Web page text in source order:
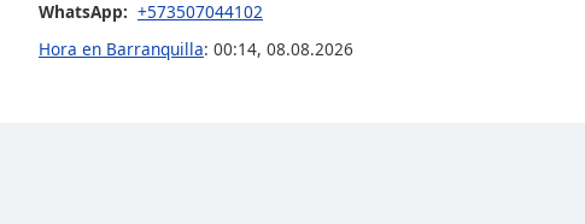
AudioWhatsApp: +573507044102
Hora en Barranquilla: 00:14, 08.08.2026